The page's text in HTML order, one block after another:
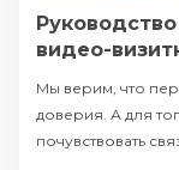
видео-
Мы верим, что
доверия. А для
почувствовать